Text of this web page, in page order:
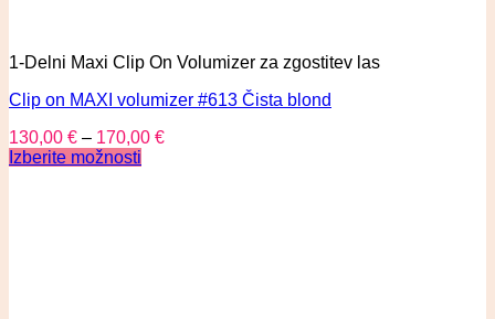
1-Delni Maxi Clip On Volumizer za zgostitev las
Clip on MAXI volumizer #613 Čista blond
130,00 € – 170,00 €
Izberite možnosti